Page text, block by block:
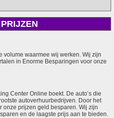
volume waarmee wij werken. Wij zijn
in Enorme Besparingen voor onze
Center Online boekt. De auto’s die
autoverhuurbedrijven. Door het
onze prijzen geld besparen. Wij zijn
en de laagste prijs aan te bieden.